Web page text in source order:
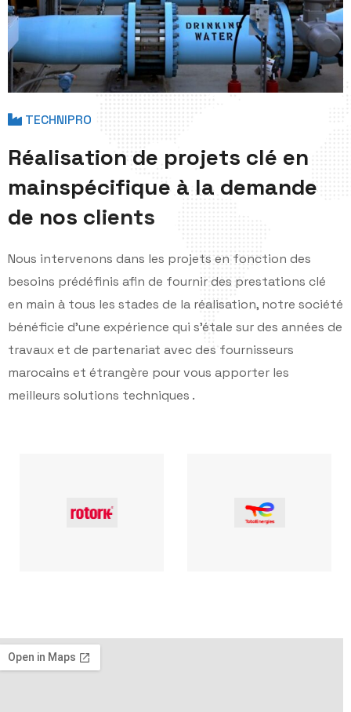
TECHNIPRO
Réalisation de projets clé en
mainspécifique à la demande
de nos clients
Nous intervenons dans les projets en fonction des
besoins prédéfinis afin de fournir des prestations clé
en main à tous les stades de la réalisation, notre société
bénéficie d'une expérience qui s'étale sur des années de
travaux et de partenariat avec des fournisseurs
marocains et étrangère pour vous apporter les
meilleurs solutions techniques .